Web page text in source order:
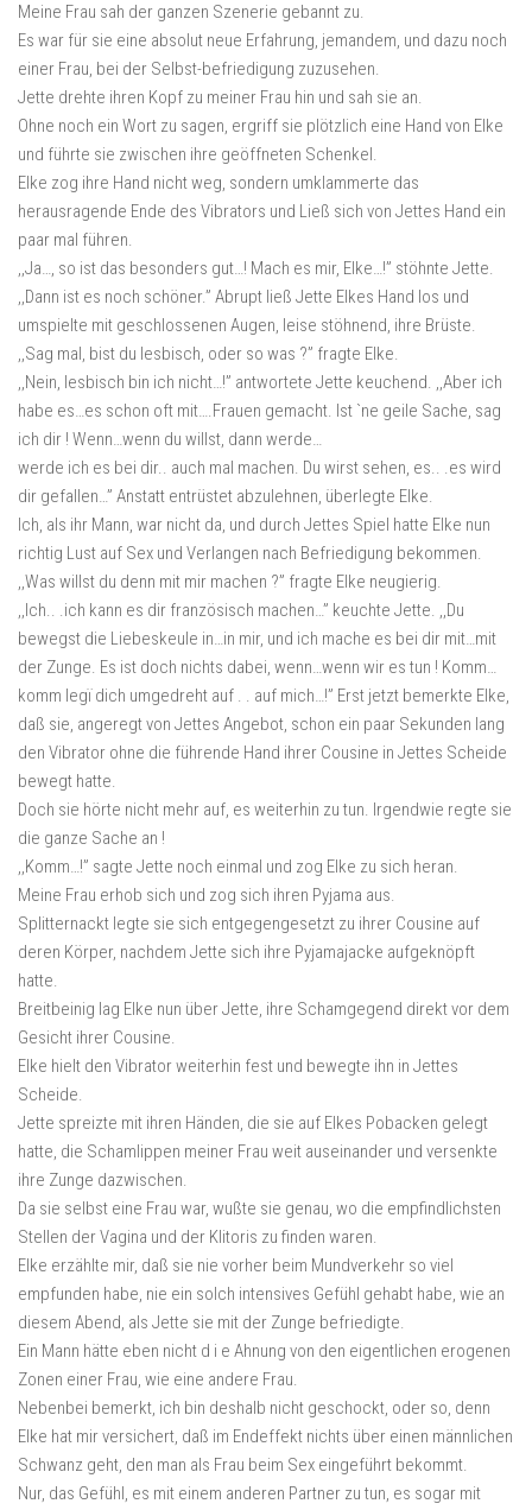
Meine Frau sah der ganzen Szenerie gebannt zu.
Es war für sie eine absolut neue Erfahrung, jemandem, und dazu noch
einer Frau, bei der Selbst-befriedigung zuzusehen.
Jette drehte ihren Kopf zu meiner Frau hin und sah sie an.
Ohne noch ein Wort zu sagen, ergriff sie plötzlich eine Hand von Elke
und führte sie zwischen ihre geöffneten Schenkel.
Elke zog ihre Hand nicht weg, sondern umklammerte das
herausragende Ende des Vibrators und Ließ sich von Jettes Hand ein
paar mal führen.
,,Ja…, so ist das besonders gut…! Mach es mir, Elke…!” stöhnte Jette.
,,Dann ist es noch schöner.” Abrupt ließ Jette Elkes Hand los und
umspielte mit geschlossenen Augen, leise stöhnend, ihre Brüste.
,,Sag mal, bist du lesbisch, oder so was ?” fragte Elke.
,,Nein, lesbisch bin ich nicht…!” antwortete Jette keuchend. ,,Aber ich
habe es…es schon oft mit….Frauen gemacht. Ist `ne geile Sache, sag
ich dir ! Wenn…wenn du willst, dann werde…
werde ich es bei dir.. auch mal machen. Du wirst sehen, es.. .es wird
dir gefallen…” Anstatt entrüstet abzulehnen, überlegte Elke.
Ich, als ihr Mann, war nicht da, und durch Jettes Spiel hatte Elke nun
richtig Lust auf Sex und Verlangen nach Befriedigung bekommen.
,,Was willst du denn mit mir machen ?” fragte Elke neugierig.
,,Ich.. .ich kann es dir französisch machen…” keuchte Jette. ,,Du
bewegst die Liebeskeule in…in mir, und ich mache es bei dir mit…mit
der Zunge. Es ist doch nichts dabei, wenn…wenn wir es tun ! Komm…
komm legï dich umgedreht auf . . auf mich…!” Erst jetzt bemerkte Elke,
daß sie, angeregt von Jettes Angebot, schon ein paar Sekunden lang
den Vibrator ohne die führende Hand ihrer Cousine in Jettes Scheide
bewegt hatte.
Doch sie hörte nicht mehr auf, es weiterhin zu tun. Irgendwie regte sie
die ganze Sache an !
,,Komm…!” sagte Jette noch einmal und zog Elke zu sich heran.
Meine Frau erhob sich und zog sich ihren Pyjama aus.
Splitternackt legte sie sich entgegengesetzt zu ihrer Cousine auf
deren Körper, nachdem Jette sich ihre Pyjamajacke aufgeknöpft
hatte.
Breitbeinig lag Elke nun über Jette, ihre Schamgegend direkt vor dem
Gesicht ihrer Cousine.
Elke hielt den Vibrator weiterhin fest und bewegte ihn in Jettes
Scheide.
Jette spreizte mit ihren Händen, die sie auf Elkes Pobacken gelegt
hatte, die Schamlippen meiner Frau weit auseinander und versenkte
ihre Zunge dazwischen.
Da sie selbst eine Frau war, wußte sie genau, wo die empfindlichsten
Stellen der Vagina und der Klitoris zu finden waren.
Elke erzählte mir, daß sie nie vorher beim Mundverkehr so viel
empfunden habe, nie ein solch intensives Gefühl gehabt habe, wie an
diesem Abend, als Jette sie mit der Zunge befriedigte.
Ein Mann hätte eben nicht d i e Ahnung von den eigentlichen erogenen
Zonen einer Frau, wie eine andere Frau.
Nebenbei bemerkt, ich bin deshalb nicht geschockt, oder so, denn
Elke hat mir versichert, daß im Endeffekt nichts über einen männlichen
Schwanz geht, den man als Frau beim Sex eingeführt bekommt.
Nur, das Gefühl, es mit einem anderen Partner zu tun, es sogar mit